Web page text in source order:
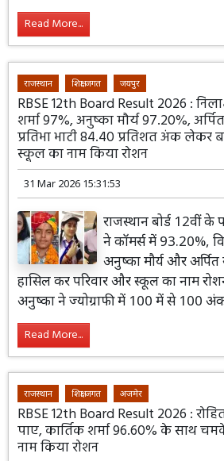
Read More...
राजस्थान शिक्षा जगत जयपुर
RBSE 12th Board Result 2026 :
शर्मा 97%, अनुष्का मौर्य 97.20%,
प्रतिभा भाटी 84.40 प्रतिशत अंक लेकर
स्कूल का नाम किया रोशन
31 Mar 2026 15:31:53
राजस्थान बोर्ड 12वीं के
ने कॉमर्स में 93.20%,
अनुष्का मौर्य और
हासिल कर परिवार और स्कूल का नाम
अनुष्का ने ज्योग्राफी में 100 में से 100 अंक
Read More...
राजस्थान शिक्षा जगत अजमेर
RBSE 12th Board Result 2026 :
पाए, कार्तिक शर्मा 96.60% के साथ
नाम किया रोशन